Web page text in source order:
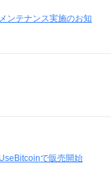
ンテナンス実施のお知
で販売開始